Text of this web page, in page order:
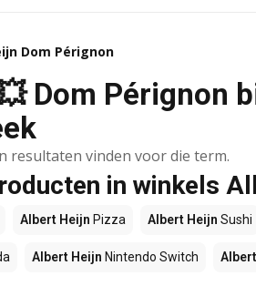
Dom Pérignon
Dom Pérignon
resultaten vinden voor die term.
in winkels
Albert Heijn Pizza Albert Heijn Sushi
Albert Heijn Nintendo Switch